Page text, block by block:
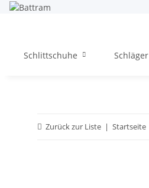
Schlittschuhe Schläger
Zurück zur Liste Startseite